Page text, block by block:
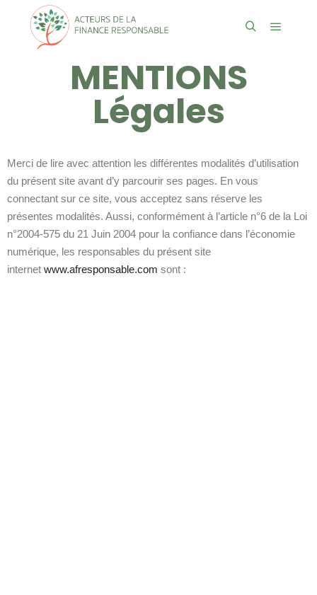
MENTIONS
Légales
Merci de lire avec attention les différentes modalités d’utilisation
du présent site avant d’y parcourir ses pages. En vous
connectant sur ce site, vous acceptez sans réserve les
présentes modalités. Aussi, conformément à l’article n°6 de la Loi
n°2004-575 du 21 Juin 2004 pour la confiance dans l’économie
numérique, les responsables du présent site
internet www.afresponsable.com sont :